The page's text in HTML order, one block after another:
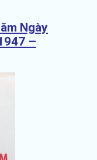
Ngày
–